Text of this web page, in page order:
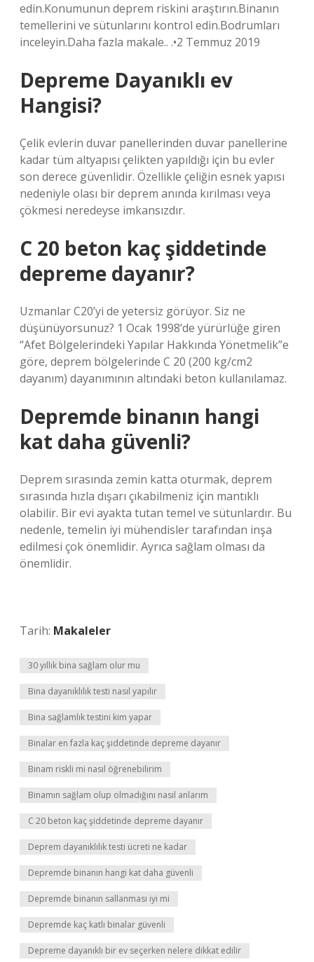
edin.Konumunun deprem riskini araştırın.Binanın
temellerini ve sütunlarını kontrol edin.Bodrumları
inceleyin.Daha fazla makale.. .•2 Temmuz 2019
Depreme Dayanıklı ev
Hangisi?
Çelik evlerin duvar panellerinden duvar panellerine
kadar tüm altyapısı çelikten yapıldığı için bu evler
son derece güvenlidir. Özellikle çeliğin esnek yapısı
nedeniyle olası bir deprem anında kırılması veya
çökmesi neredeyse imkansızdır.
C 20 beton kaç şiddetinde
depreme dayanır?
Uzmanlar C20’yi de yetersiz görüyor. Siz ne
düşünüyorsunuz? 1 Ocak 1998’de yürürlüğe giren
“Afet Bölgelerindeki Yapılar Hakkında Yönetmelik”e
göre, deprem bölgelerinde C 20 (200 kg/cm2
dayanım) dayanımının altındaki beton kullanılamaz.
Depremde binanın hangi
kat daha güvenli?
Deprem sırasında zemin katta oturmak, deprem
sırasında hızla dışarı çıkabilmeniz için mantıklı
olabilir. Bir evi ayakta tutan temel ve sütunlardır. Bu
nedenle, temelin iyi mühendisler tarafından inşa
edilmesi çok önemlidir. Ayrıca sağlam olması da
önemlidir.
Tarih: Makaleler
30 yıllık bina sağlam olur mu
Bina dayanıklılık testi nasıl yapılır
Bina sağlamlık testini kim yapar
Binalar en fazla kaç şiddetinde depreme dayanır
Binam riskli mi nasıl öğrenebilirim
Binamın sağlam olup olmadığını nasıl anlarım
C 20 beton kaç şiddetinde depreme dayanır
Deprem dayanıklılık testi ücreti ne kadar
Depremde binanın hangi kat daha güvenli
Depremde binanın sallanması iyi mi
Depremde kaç katlı binalar güvenli
Depreme dayanıklı bir ev seçerken nelere dikkat edilir